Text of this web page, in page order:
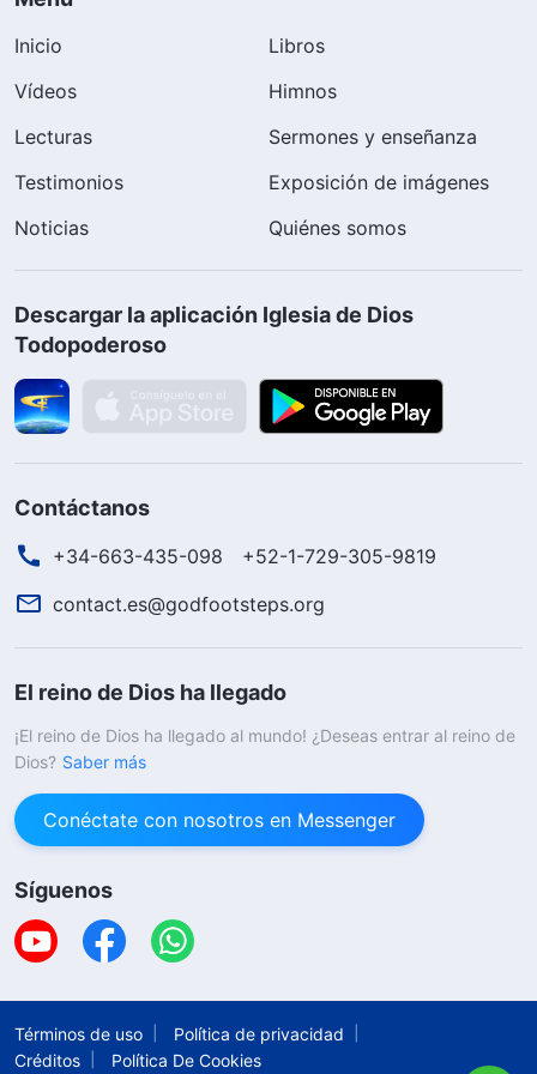
Inicio
Libros
Vídeos
Himnos
Lecturas
Sermones y enseñanza
Testimonios
Exposición de imágenes
Noticias
Quiénes somos
Descargar la aplicación Iglesia de Dios
Todopoderoso
Contáctanos
+34-663-435-098
+52-1-729-305-9819
contact.es@godfootsteps.org
El reino de Dios ha llegado
¡El reino de Dios ha llegado al mundo! ¿Deseas entrar al reino de
Dios? Saber más
Conéctate con nosotros en Messenger
Síguenos
Términos de uso
Política de privacidad
Créditos
Política De Cookies